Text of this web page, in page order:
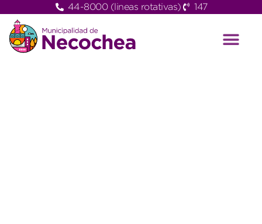
44-8000 (lineas rotativas) 147